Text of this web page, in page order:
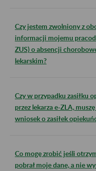
Czy jestem zwolniony z
informacji mojemu
ZUS) o absencji
lekarskim?
Czy w przypadku zasiłku
przez lekarza e-ZLA,
wniosek o zasiłek
Co mogę zrobić jeśli
pobrał moje dane, a nie